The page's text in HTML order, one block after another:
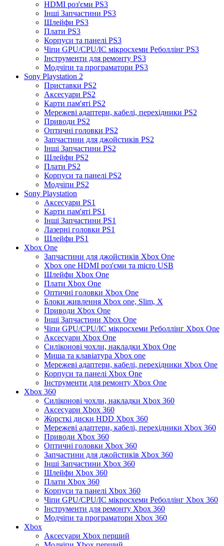
HDMI роз'єми PS3
Інші Запчастини PS3
Шлейфи PS3
Плати PS3
Корпуси та панелі PS3
Чіпи GPU/CPU/IC мікросхеми Реболлінг PS3
Інструменти для ремонту PS3
Модчіпи та програматори PS3
Sony Playstation 2
Приставки PS2
Аксесуари PS2
Карти пам'яті PS2
Мережеві адаптери, кабелі, перехідники PS2
Приводи PS2
Оптичні головки PS2
Запчастини для джойстиків PS2
Інші Запчастини PS2
Шлейфи PS2
Плати PS2
Корпуси та панелі PS2
Модчіпи PS2
Sony Playstation
Аксесуари PS1
Карти пам'яті PS1
Інші Запчастини PS1
Лазерні головки PS1
Шлейфи PS1
Xbox One
Запчастини для джойстиків Xbox One
Xbox one HDMI роз'єми та micro USB
Шлейфи Xbox One
Плати Xbox One
Оптичні головки Xbox One
Блоки живлення Xbox one, Slim, X
Приводи Xbox One
Інші Запчастини Xbox One
Чіпи GPU/CPU/IC мікросхеми Реболлінг Xbox One
Аксесуари Xbox One
Силіконові чохли, накладки Xbox One
Миша та клавіатура Xbox one
Мережеві адаптери, кабелі, перехідники Xbox One
Корпуси та панелі Xbox One
Інструменти для ремонту Xbox One
Xbox 360
Силіконові чохли, накладки Xbox 360
Аксесуари Xbox 360
Жорсткі диски HDD Xbox 360
Мережеві адаптери, кабелі, перехідники Xbox 360
Приводи Xbox 360
Оптичні головки Xbox 360
Запчастини для джойстиків Xbox 360
Інші Запчастини Xbox 360
Шлейфи Xbox 360
Плати Xbox 360
Корпуси та панелі Xbox 360
Чіпи GPU/CPU/IC мікросхеми Реболлінг Xbox 360
Інструменти для ремонту Xbox 360
Модчіпи та програматори Xbox 360
Xbox
Аксесуари Xbox перший